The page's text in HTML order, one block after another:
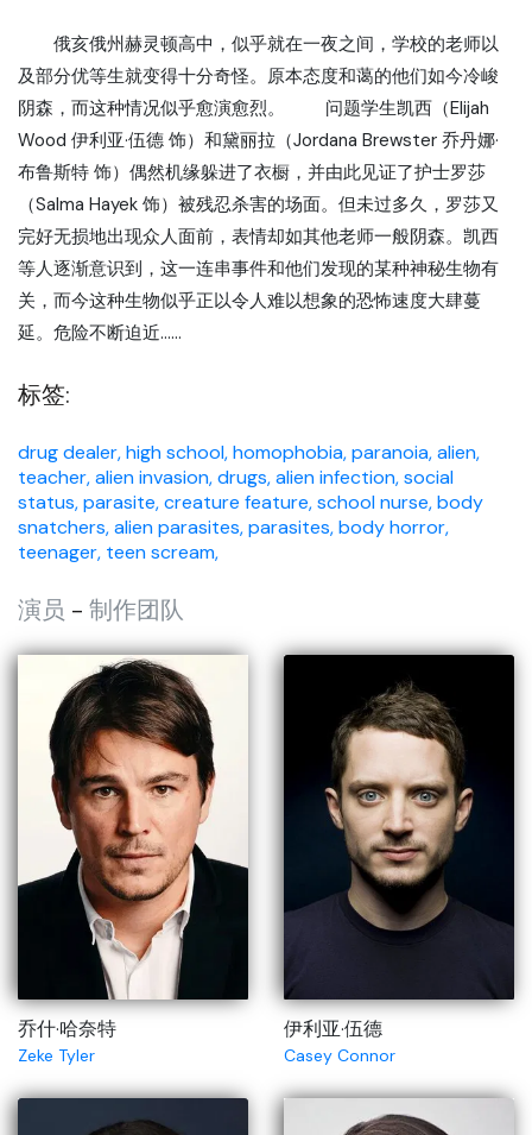
俄亥俄州赫灵顿高中，似乎就在一夜之间，学校的老师以
及部分优等生就变得十分奇怪。原本态度和蔼的他们如今冷峻
阴森，而这种情况似乎愈演愈烈。 问题学生凯西（Elijah
Wood 伊利亚·伍德 饰）和黛丽拉（Jordana Brewster 乔丹娜·
布鲁斯特 饰）偶然机缘躲进了衣橱，并由此见证了护士罗莎
（Salma Hayek 饰）被残忍杀害的场面。但未过多久，罗莎又
完好无损地出现众人面前，表情却如其他老师一般阴森。凯西
等人逐渐意识到，这一连串事件和他们发现的某种神秘生物有
关，而今这种生物似乎正以令人难以想象的恐怖速度大肆蔓
延。危险不断迫近……
标签:
drug dealer,high school,homophobia,paranoia,alien,
teacher,alien invasion,drugs,alien infection,social
status,parasite,creature feature,school nurse,body
snatchers,alien parasites,parasites,body horror,
teenager, teen scream,
演员 - 制作团队
乔什·哈奈特
Zeke Tyler
伊利亚·伍德
Casey Connor